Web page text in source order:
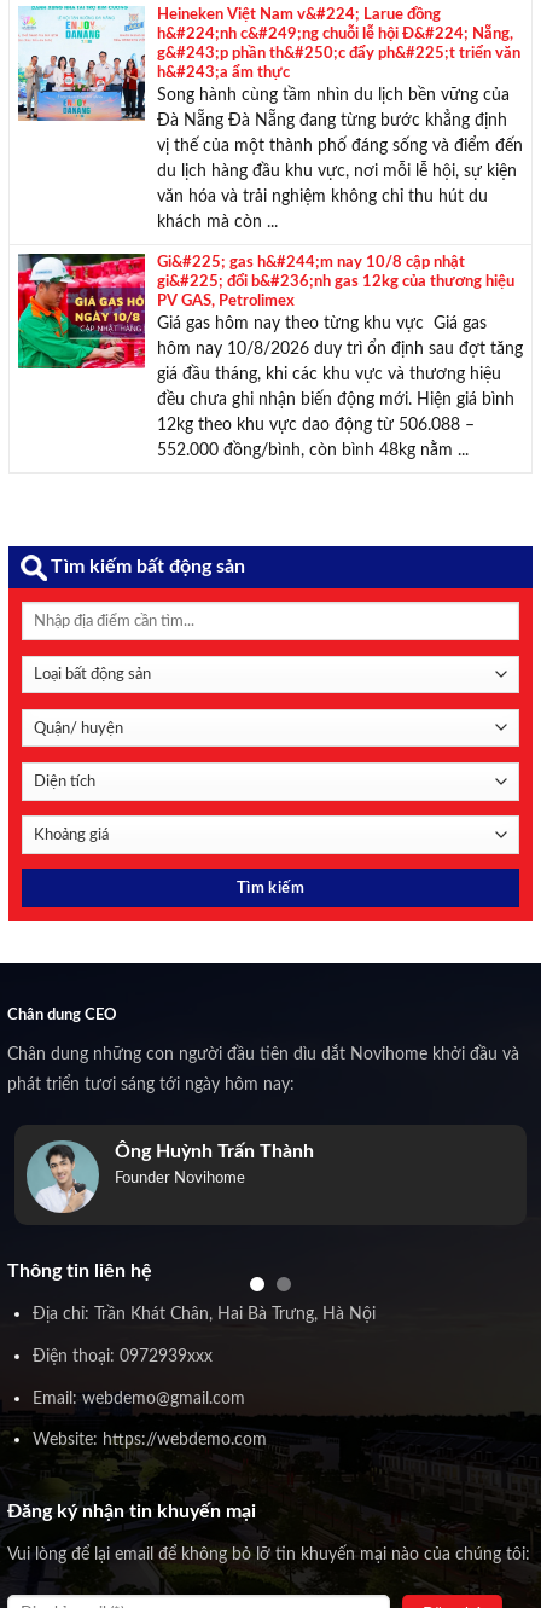
Heineken Việt Nam v&#224; Larue đồng
h&#224;nh c&#249;ng chuỗi lễ hội Đ&#224; Nẵng,
g&#243;p phần th&#250;c đẩy ph&#225;t triển văn
h&#243;a ẩm thực
Đà Nẵng‏ ‏Đà Nẵng đang từng bước khẳng định
vị thế của một thành phố đáng sống và điểm đến
du lịch hàng đầu khu vực, nơi mỗi lễ hội, sự kiện
văn hóa và trải nghiệm không chỉ thu hút du
khách mà còn ...
Gi&#225; gas h&#244;m nay 10/8 cập nhật
gi&#225; đổi b&#236;nh gas 12kg của thương hiệu
PV GAS, Petrolimex
Giá gas hôm nay theo từng khu vực Giá gas
hôm nay 10/8/2026 duy trì ổn định sau đợt tăng
giá đầu tháng, khi các khu vực và thương hiệu
đều chưa ghi nhận biến động mới. Hiện giá bình
12kg theo khu vực dao động từ 506.088 –
552.000 đồng/bình, còn bình 48kg nằm ...
Tìm kiếm bất động sản
Chân dung CEO
Chân dung những con người đầu tiên dìu dắt Novihome khởi đầu và
phát triển tươi sáng tới ngày hôm nay:
Ông Huỳnh Trấn Thành
Founder Novihome
Thông tin liên hệ
Địa chỉ: Trần Khát Chân, Hai Bà Trưng, Hà Nội
Điện thoại: 0972939xxx
Email: webdemo@gmail.com
Website: https://webdemo.com
Đăng ký nhận tin khuyến mại
Vui lòng để lại email để không bỏ lỡ tin khuyến mại nào của chúng tôi: